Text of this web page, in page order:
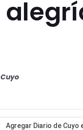
Agregar Diario de Cuyo